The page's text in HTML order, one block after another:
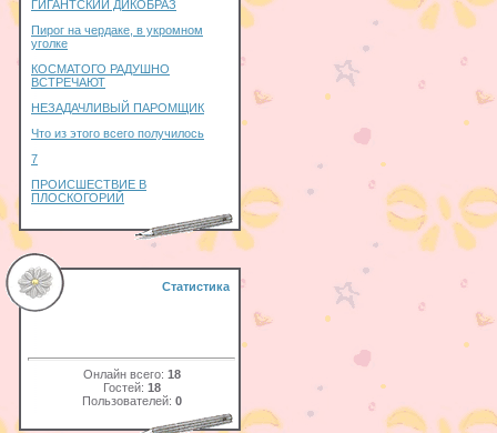
ГИГАНТСКИЙ ДИКОБРАЗ
Пирог на чердаке, в укромном
уголке
КОСМАТОГО РАДУШНО
ВСТРЕЧАЮТ
НЕЗАДАЧЛИВЫЙ ПАРОМЩИК
Что из этого всего получилось
7
ПРОИСШЕСТВИЕ В
ПЛОСКОГОРИЙ
Статистика
Онлайн всего: 18
Гостей: 18
Пользователей: 0